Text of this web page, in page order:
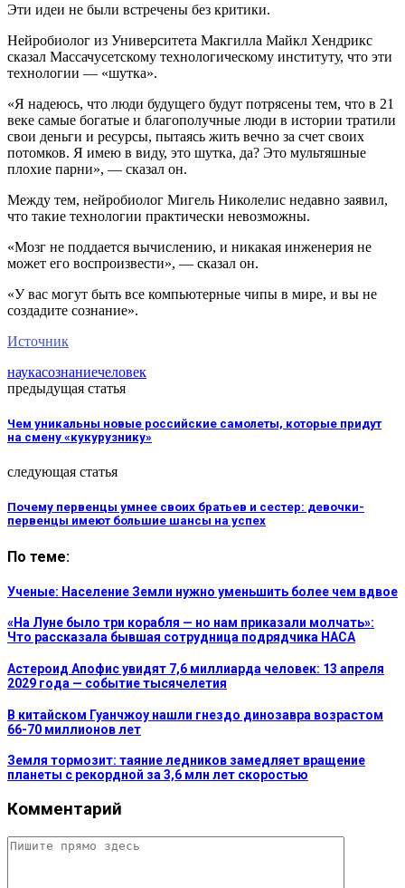
Эти идеи не были встречены без критики.
Нейробиолог из Университета Макгилла Майкл Хендрикс
сказал Массачусетскому технологическому институту, что эти
технологии — «шутка».
«Я надеюсь, что люди будущего будут потрясены тем, что в 21
веке самые богатые и благополучные люди в истории тратили
свои деньги и ресурсы, пытаясь жить вечно за счет своих
потомков. Я имею в виду, это шутка, да? Это мультяшные
плохие парни», — сказал он.
Между тем, нейробиолог Мигель Николелис недавно заявил,
что такие технологии практически невозможны.
«Мозг не поддается вычислению, и никакая инженерия не
может его воспроизвести», — сказал он.
«У вас могут быть все компьютерные чипы в мире, и вы не
создадите сознание».
Источник
наукасознаниечеловек
предыдущая статья
Чем уникальны новые российские самолеты, которые придут
на смену «кукурузнику»
следующая статья
Почему первенцы умнее своих братьев и сестер: девочки-
первенцы имеют большие шансы на успех
По теме:
Ученые: Население Земли нужно уменьшить более чем вдвое
«На Луне было три корабля — но нам приказали молчать»:
Что рассказала бывшая сотрудница подрядчика НАСА
Астероид Апофис увидят 7,6 миллиарда человек: 13 апреля
2029 года — событие тысячелетия
В китайском Гуанчжоу нашли гнездо динозавра возрастом
66-70 миллионов лет
Земля тормозит: таяние ледников замедляет вращение
планеты с рекордной за 3,6 млн лет скоростью
Комментарий